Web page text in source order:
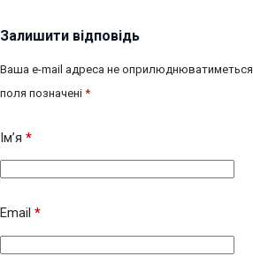
Залишити відповідь
Ваша e-mail адреса не оприлюднюватиметься.
поля позначені *
Ім’я *
Email *